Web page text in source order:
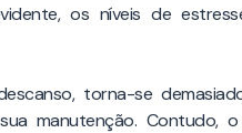
os níveis de
torna-se
manutenção. Contudo,